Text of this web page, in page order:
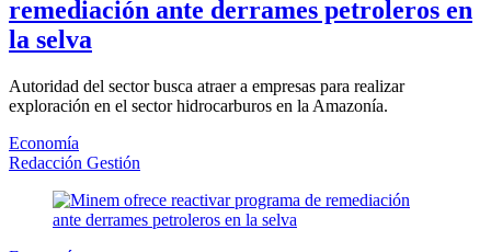
remediación ante derrames petroleros en
la selva
Autoridad del sector busca atraer a empresas para realizar
exploración en el sector hidrocarburos en la Amazonía.
Economía
Redacción Gestión